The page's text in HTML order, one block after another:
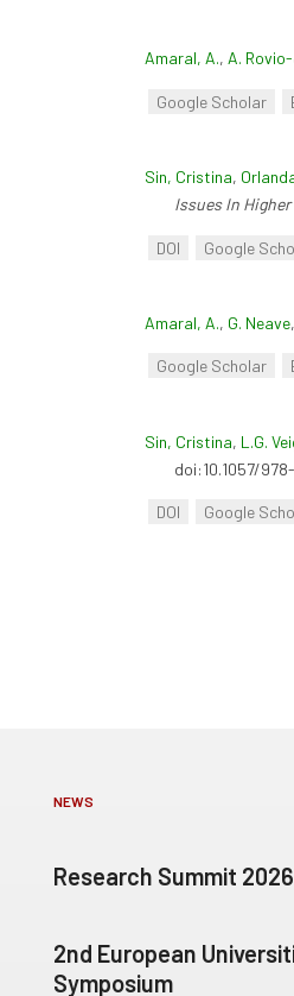
Amaral, A., A.
Google Scholar
Sin, Cristina,
Issues In
DOI Google
Amaral, A., G. Neave,
Google Scholar
Sin, Cristina, L.G.
doi:10.1057/
DOI Google
NEWS
Research Summit 2026
2nd European
Symposium